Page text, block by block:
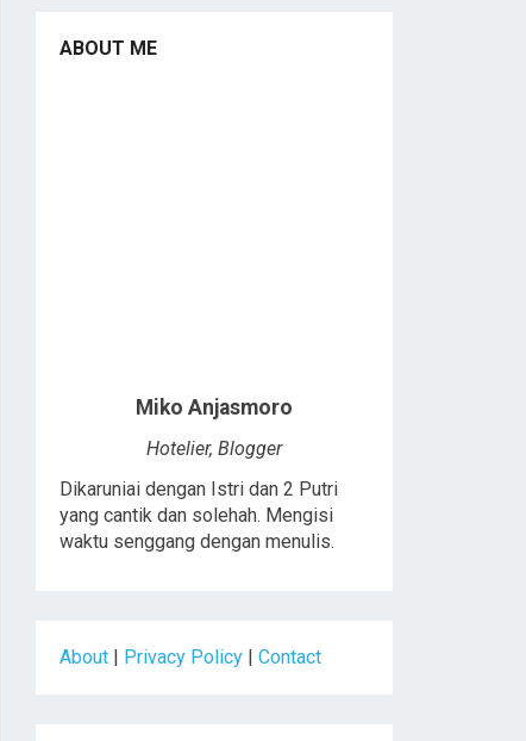
ABOUT ME
Miko Anjasmoro
Hotelier, Blogger
Dikaruniai dengan Istri dan 2 Putri
yang cantik dan solehah. Mengisi
waktu senggang dengan menulis.
About Privacy Policy Contact